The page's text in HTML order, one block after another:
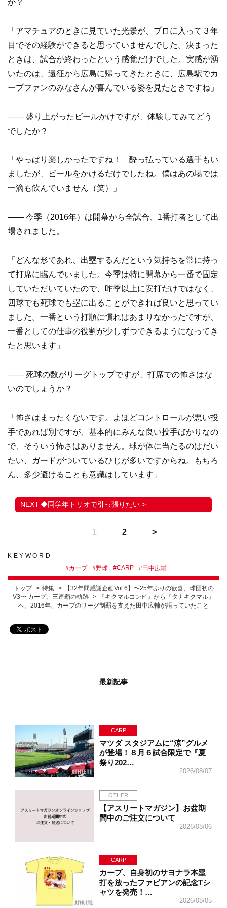
か？
「アマチュアのときに見ていた光景が、プロに入って３年
目でその経験ができると思っていませんでした。決まった
ときは、試合が終わったという感覚だけでした。実感が湧
いたのは、遠征から広島に帰ってきたときに、広島駅でカ
ープファンのみなさんが喜んでいる姿を見たときですね」
—— 盛り上がったビールかけですが、体験してみてどう
でしたか？
「やっぱり楽しかったですね！ 酔っ払っている選手もい
ましたが、ビールをかけるだけでしたね。僕はあの場では
一滴も飲んでいません（笑）」
—— 今季（2016年）は開幕から全試合、1番打者として出
場されました。
「どんな形であれ、出塁するんだという気持ちを常に持っ
て打席に臨んでいました。今季は特に開幕から一番で固定
していただいていたので、昨季以上に安打だけではなく、
四球でも死球でも塁に出ることができれば良いと思ってい
ました。一番という打順に慣れはあまりなかったですが、
一番としての仕事の役割が少しずつできるようになってき
たと思います」
—— 死球の数がリーグトップですが、打席での怖さはな
いのでしょうか？
「怖さはまったくないです。よほどコントロールが悪い投
手であれば別ですが、基本的にみんな良い投手ばかりなの
で、そういう怖さはありません。球が体に当たるのはだい
たい、ガードがついているひじが多いですからね。もちろ
ん、多少避けることも意識はしています」
◆同学年トリオで引っ張りたい >
1 2
KEYWORD
#カープ #野球 #CARP #田中広輔
トップ 特集
【32年間感謝企画Vol.6】〜25年ぶりの歓喜、球団初の
V3〜 カープ、三連覇の軌跡
『キクマルコンビ』から『タナキクマル』
へ。2016年、カープのリーグ制覇を支えた田中広輔が語っていたこと
最新記事
CARP
マツダ スタジアムに“涼”グルメ
が登場！８月６試合限定で『夏
祭り202…
2026/08/07
OTHER
【アスリートマガジン】お盆期
間中のご注文について
2026/08/06
CARP
カープ、自身初のサヨナラ本塁
打を放ったファビアンの記念Tシ
ャツを発売！…
2026/08/05